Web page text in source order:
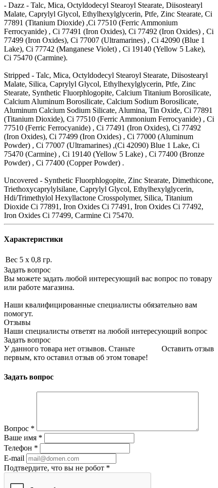
- Dazz - Talc, Mica, Octyldodecyl Stearoyl Stearate, Diisostearyl
Malate, Caprylyl Glycol, Ethylhexylglycerin, Ptfe, Zinc Stearate, Ci
77891 (Titanium Dioxide) ,Ci 77510 (Ferric Ammonium
Ferrocyanide) , Ci 77491 (Iron Oxides), Ci 77492 (Iron Oxides) , Ci
77499 (Iron Oxides), Ci 77007 (Ultramarines) , Ci 42090 (Blue 1
Lake), Ci 77742 (Manganese Violet) , Ci 19140 (Yellow 5 Lake),
Ci 75470 (Carmine).
Stripped - Talc, Mica, Octyldodecyl Stearoyl Stearate, Diisostearyl
Malate, Silica, Caprylyl Glycol, Ethylhexylglycerin, Ptfe, Zinc
Stearate, Synthetic Fluorphlogopite, Calcium Titanium Borosilicate,
Calcium Aluminum Borosilicate, Calcium Sodium Borosilicate,
Aluminum Calcium Sodium Silicate, Alumina, Tin Oxide, Ci 77891
(Titanium Dioxide), Ci 77510 (Ferric Ammonium Ferrocyanide) , Ci
77510 (Ferric Ferrocyanide) , Ci 77491 (Iron Oxides), Ci 77492
(Iron Oxides), Ci 77499 (Iron Oxides) , Ci 77000 (Aluminum
Powder) , Ci 77007 (Ultramarines) ,(Ci 42090) Blue 1 Lake, Ci
75470 (Carmine) , Ci 19140 (Yellow 5 Lake) , Ci 77400 (Bronze
Powder) , Ci 77400 (Copper Powder) .
Uncovered - Synthetic Fluorphlogopite, Zinc Stearate, Dimethicone,
Triethoxycaprylylsilane, Caprylyl Glycol, Ethylhexylglycerin,
Hdi/Trimethylol Hexyllactone Crosspolymer, Silica, Titanium
Dioxide Ci 77891, Iron Oxides Ci 77491, Iron Oxides Ci 77492,
Iron Oxides Ci 77499, Carmine Ci 75470.
Характеристики
Вес 5 х 0,8 гр.
Задать вопрос
Вы можете задать любой интересующий вас вопрос по товару
или работе магазина.
Наши квалифицированные специалисты обязательно вам
помогут.
Отзывы
Наши специалисты ответят на любой интересующий вопрос
Задать вопрос
Оставить отзыв
У данного товара нет отзывов. Станьте
первым, кто оставил отзыв об этом товаре!
Задать вопрос
Вопрос *
Ваше имя *
Телефон *
E-mail
Подтвердите, что вы не робот *